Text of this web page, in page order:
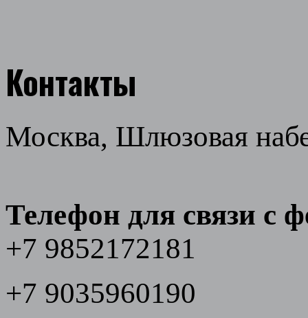
Контакты
Москва, Шлюзовая
Телефон для связи с
+7 9852172181
+7 9035960190